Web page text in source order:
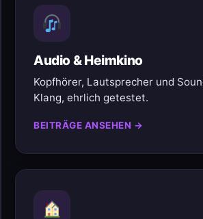
Audio & Heimkino
Kopfhörer, Lautsprecher und
Klang, ehrlich getestet.
BEITRÄGE ANSEHEN →